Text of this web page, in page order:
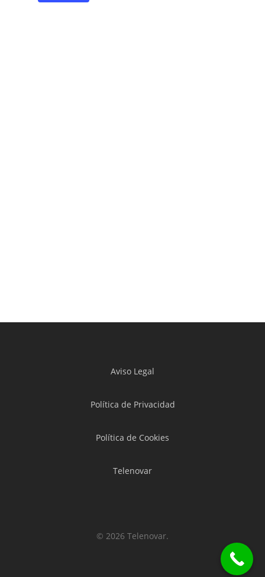
Aviso Legal
Política de Privacidad
Política de Cookies
Telenovar
© 2026 Telenovar.